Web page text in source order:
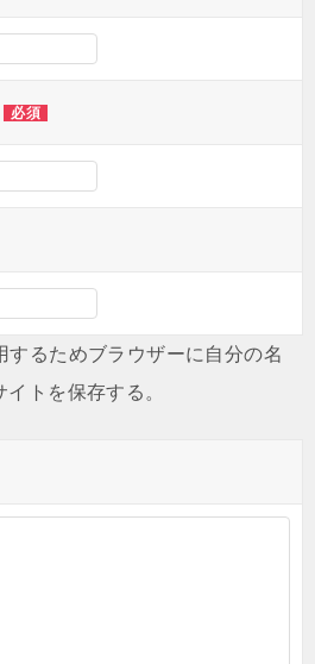
必須
するためブラウザーに自分の名
トを保存する。